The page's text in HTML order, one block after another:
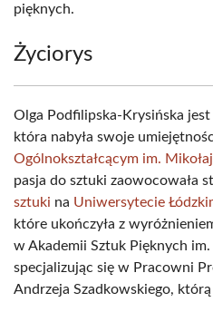
pięknych.
Życiorys
Olga Podfilipska-Krysińska
która nabyła swoje
Ogólnokształcącym im.
pasja do sztuki zaowocowała
sztuki na Uniwersytecie
które ukończyła z
w Akademii Sztuk Pięknych
specjalizując się w Pracowni
Andrzeja Szadkowskiego,